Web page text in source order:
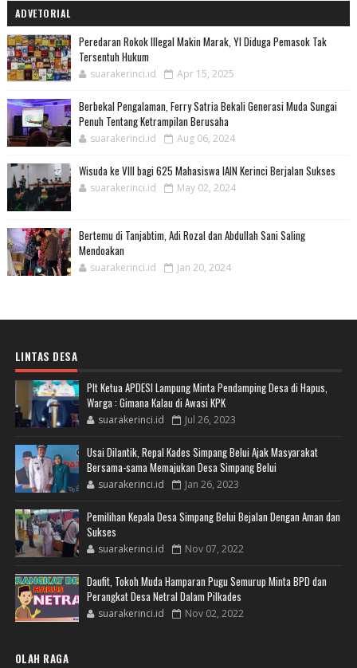
ADVETORIAL
Peredaran Rokok Illegal Makin Marak, YI Diduga Pemasok Tak
Tersentuh Hukum
suarakerinci.id Apr 15, 2025
Berbekal Pengalaman, Ferry Satria Bekali Generasi Muda Sungai
Penuh Tentang Ketrampilan Berusaha
suarakerinci.id Aug 06, 2024
Wisuda ke VIII bagi 625 Mahasiswa IAIN Kerinci Berjalan Sukses
suarakerinci.id May 02, 2024
Bertemu di Tanjabtim, Adi Rozal dan Abdullah Sani Saling
Mendoakan
suarakerinci.id Jan 20, 2024
LINTAS DESA
Plt Ketua APDESI Lampung Minta Pendamping Desa di Hapus,
Warga : Gimana Kalau di Awasi KPK
suarakerinci.id Jul 26, 2023
Usai Dilantik, Repal Kades Simpang Belui Ajak Masyarakat
Bersama-sama Memajukan Desa Simpang Belui
suarakerinci.id Jan 26, 2023
Pemilihan Kepala Desa Simpang Belui Bejalan Dengan Aman dan
Sukses
suarakerinci.id Nov 07, 2022
Daufit, Tokoh Muda Hamparan Pugu Semurup Minta BPD dan
Perangkat Desa Netral Dalam Pilkades
suarakerinci.id Nov 02, 2022
OLAH RAGA